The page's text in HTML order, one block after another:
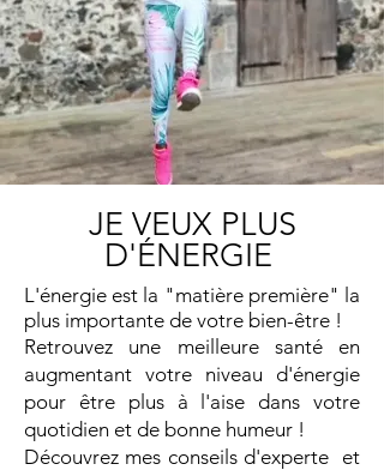
JE VEUX PLUS
D'ÉNERGIE
L'énergie est la "matière première" la
plus importante de votre bien-être !
Retrouvez une meilleure santé en
augmentant votre niveau d'énergie
pour être plus à l'aise dans votre
quotidien et de bonne humeur !
Découvrez mes conseils d'experte et